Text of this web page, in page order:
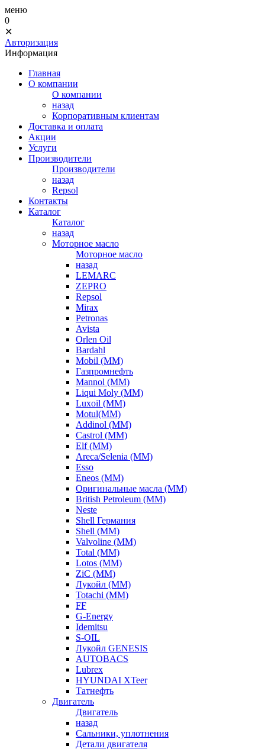
меню
0
✕
Авторизация
Информация
Главная
О компании
О компании
назад
Корпоративным клиентам
Доставка и оплата
Акции
Услуги
Производители
Производители
назад
Repsol
Контакты
Каталог
Каталог
назад
Моторное масло
Моторное масло
назад
LEMARC
ZEPRO
Repsol
Mirax
Petronas
Avista
Orlen Oil
Bardahl
Mobil (ММ)
Газпромнефть
Mannol (ММ)
Liqui Moly (ММ)
Luxoil (ММ)
Motul(ММ)
Addinol (ММ)
Castrol (ММ)
Elf (ММ)
Areca/Selenia (ММ)
Esso
Eneos (ММ)
Оригинальные масла (ММ)
British Petroleum (ММ)
Neste
Shell Германия
Shell (ММ)
Valvoline (ММ)
Total (ММ)
Lotos (ММ)
ZiC (ММ)
Лукойл (ММ)
Totachi (MM)
FF
G-Energy
Idemitsu
S-OIL
Лукойл GENESIS
AUTOBACS
Lubrex
HYUNDAI XTeer
Татнефть
Двигатель
Двигатель
назад
Сальники, уплотнения
Детали двигателя